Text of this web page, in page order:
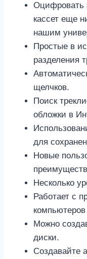
Оцифровать
кассет еще
нашим
Простые в
разделения
щелчков.
Поиск
обложки в
для
Новые
Несколько
Работает с
Можно
диски.
Создавайте